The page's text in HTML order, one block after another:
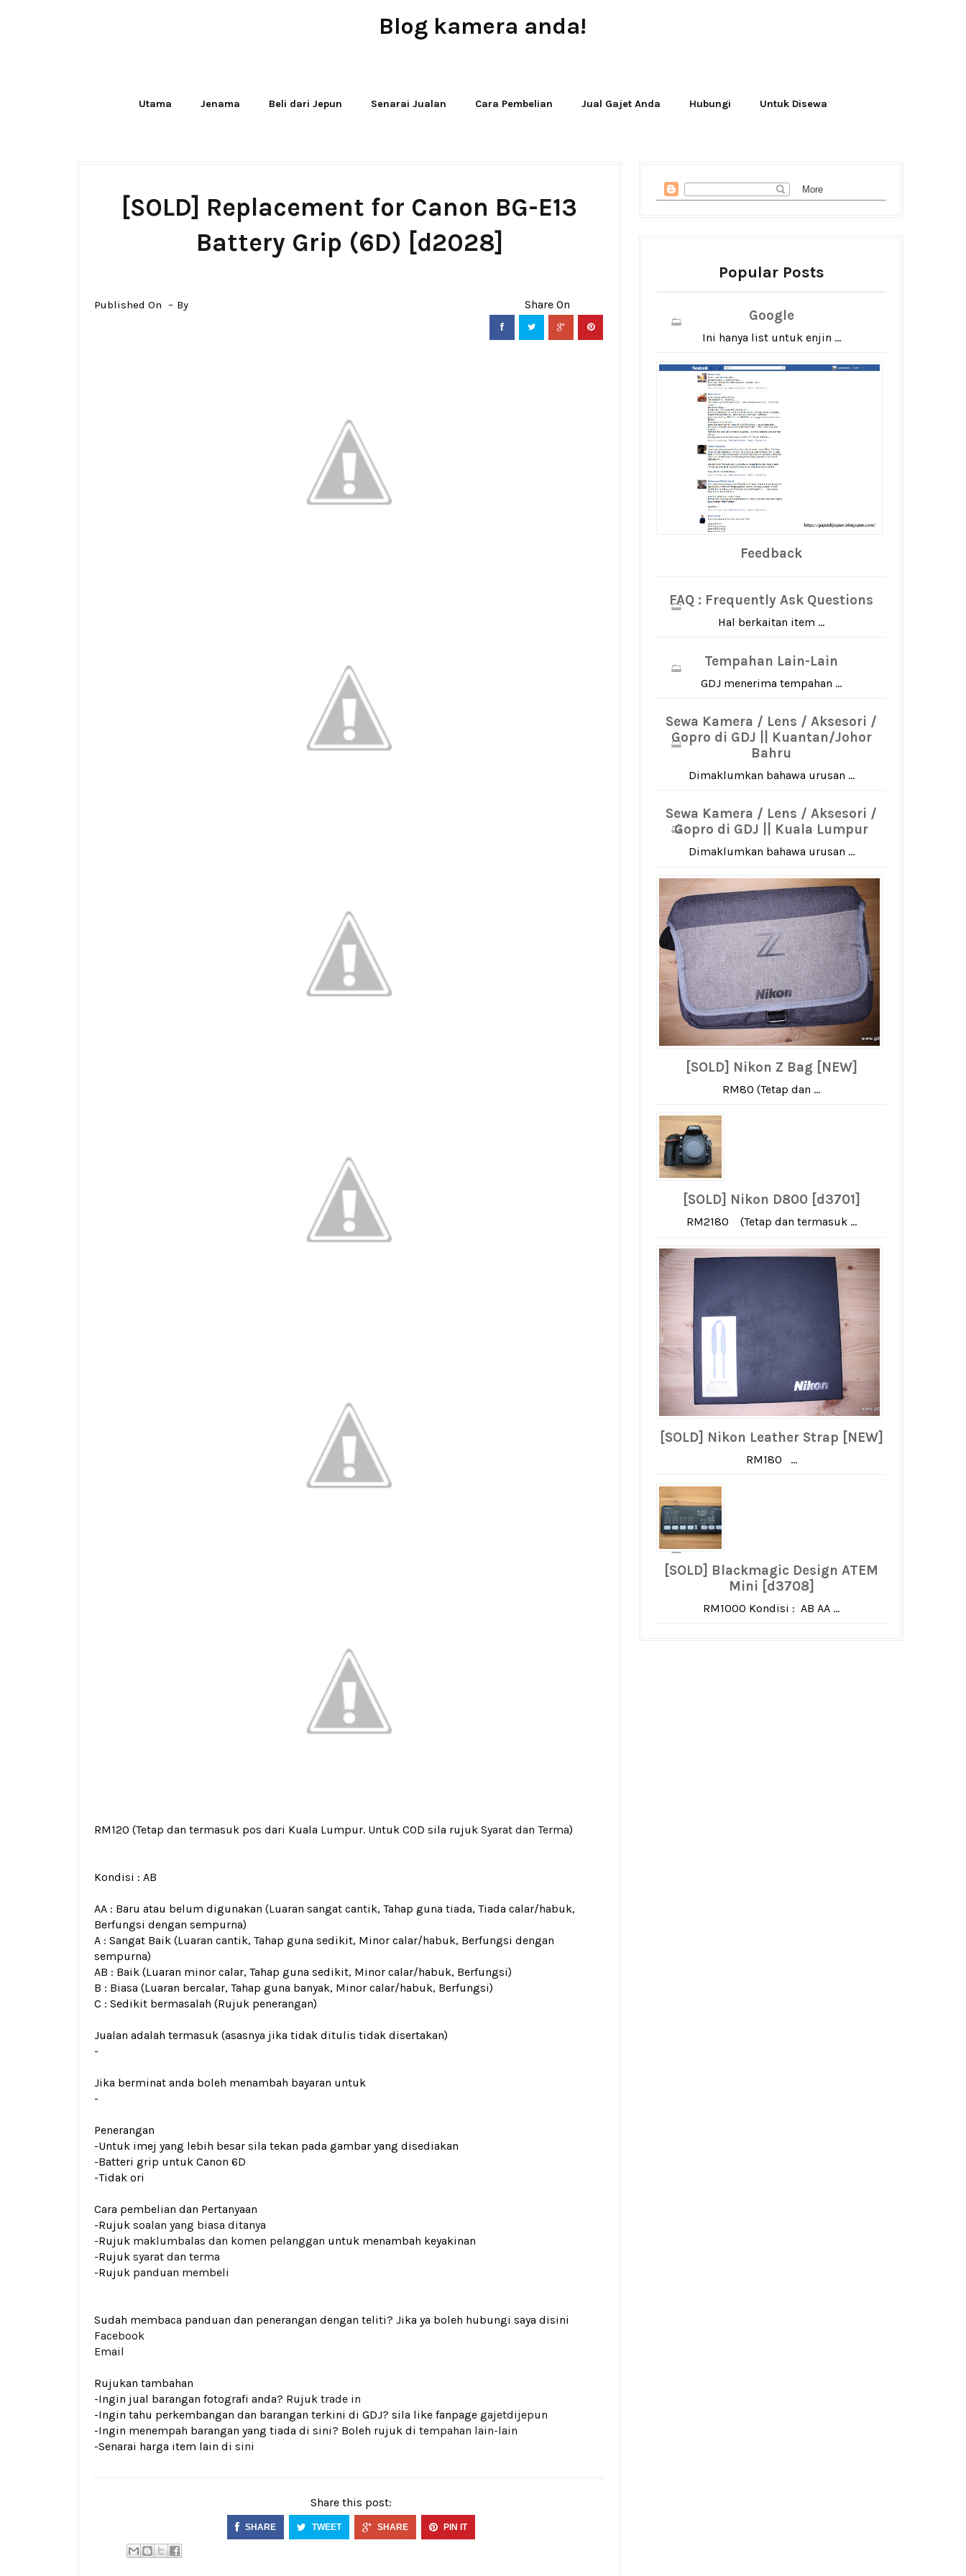
Blog kamera anda!
Utama Jenama Beli dari Jepun Senarai Jualan Cara Pembelian Jual Gajet Anda Hubungi Untuk Disewa
[SOLD] Replacement for Canon BG-E13
Battery Grip (6D) [d2028]
Published On By
RM120 (Tetap dan termasuk pos dari Kuala Lumpur. Untuk COD sila rujuk Syarat dan Terma)
Kondisi : AB
AA : Baru atau belum digunakan (Luaran sangat cantik, Tahap guna tiada, Tiada calar/habuk,
Berfungsi dengan sempurna)
A : Sangat Baik (Luaran cantik, Tahap guna sedikit, Minor calar/habuk, Berfungsi dengan
sempurna)
AB : Baik (Luaran minor calar, Tahap guna sedikit, Minor calar/habuk, Berfungsi)
B : Biasa (Luaran bercalar, Tahap guna banyak, Minor calar/habuk, Berfungsi)
C : Sedikit bermasalah (Rujuk penerangan)
Jualan adalah termasuk (asasnya jika tidak ditulis tidak disertakan)
-
Jika berminat anda boleh menambah bayaran untuk
-
Penerangan
-Untuk imej yang lebih besar sila tekan pada gambar yang disediakan
-Batteri grip untuk Canon 6D
-Tidak ori
Cara pembelian dan Pertanyaan
-Rujuk soalan yang biasa ditanya
-Rujuk maklumbalas dan komen pelanggan untuk menambah keyakinan
-Rujuk syarat dan terma
-Rujuk panduan membeli
Sudah membaca panduan dan penerangan dengan teliti? Jika ya boleh hubungi saya disini
Facebook
Email
Rujukan tambahan
-Ingin jual barangan fotografi anda? Rujuk trade in
-Ingin tahu perkembangan dan barangan terkini di GDJ? sila like fanpage gajetdijepun
-Ingin menempah barangan yang tiada di sini? Boleh rujuk di tempahan lain-lain
-Senarai harga item lain di sini
Share this post:
SHARE TWEET SHARE PIN IT
Popular Posts
Google
Ini hanya list untuk enjin ...
Feedback
FAQ : Frequently Ask Questions
Hal berkaitan item ...
Tempahan Lain-Lain
GDJ menerima tempahan ...
Sewa Kamera / Lens / Aksesori /
Gopro di GDJ || Kuantan/Johor
Bahru
Dimaklumkan bahawa urusan ...
Sewa Kamera / Lens / Aksesori /
Gopro di GDJ || Kuala Lumpur
Dimaklumkan bahawa urusan ...
[SOLD] Nikon Z Bag [NEW]
RM80 (Tetap dan ...
[SOLD] Nikon D800 [d3701]
RM2180 (Tetap dan termasuk ...
[SOLD] Nikon Leather Strap [NEW]
RM180 ...
[SOLD] Blackmagic Design ATEM
Mini [d3708]
RM1000 Kondisi : AB AA ...